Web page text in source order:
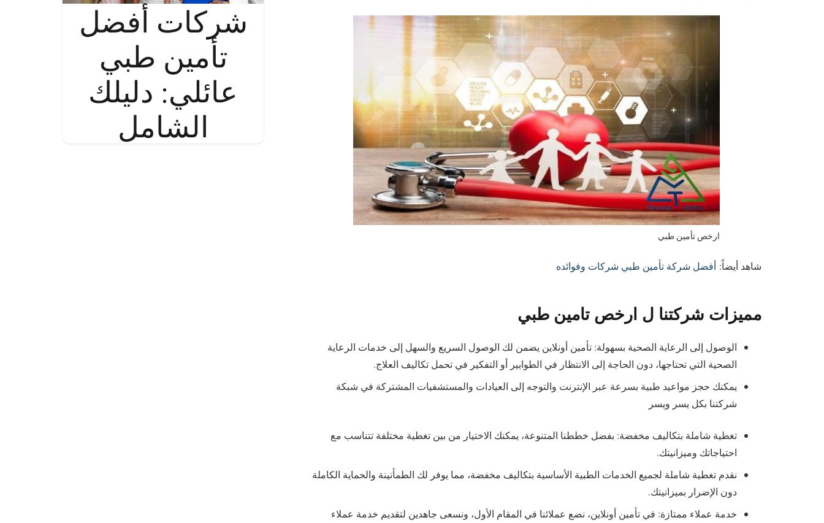
ارخص تأمين طبي
شاهد أيضاً: أفضل شركة تأمين طبي شركات وفوائده
مميزات شركتنا ل ارخص تامين طبي
الوصول إلى الرعاية الصحية بسهولة: تأمين أونلاين يضمن لك الوصول السريع والسهل إلى خدمات الرعاية
الصحية التي تحتاجها، دون الحاجة إلى الانتظار في الطوابير أو التفكير في تحمل تكاليف العلاج.
يمكنك حجز مواعيد طبية بسرعة عبر الإنترنت والتوجه إلى العيادات والمستشفيات المشتركة في شبكة
شركتنا بكل يسر ويسر
تغطية شاملة بتكاليف مخفضة: بفضل خططنا المتنوعة، يمكنك الاختيار من بين تغطية مختلفة تتناسب مع
احتياجاتك وميزانيتك.
نقدم تغطية شاملة لجميع الخدمات الطبية الأساسية بتكاليف مخفضة، مما يوفر لك الطمأنينة والحماية الكاملة
دون الإضرار بميزانيتك.
خدمة عملاء ممتازة: في تأمين أونلاين، نضع عملائنا في المقام الأول، ونسعى جاهدين لتقديم خدمة عملاء
شركات أفضل
تأمين طبي
عائلي: دليلك
الشامل